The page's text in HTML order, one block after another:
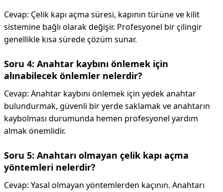
Cevap: Çelik kapı açma süresi, kapının türüne ve kilit
sistemine bağlı olarak değişir. Profesyonel bir çilingir
genellikle kısa sürede çözüm sunar.
Soru 4: Anahtar kaybını önlemek için
alınabilecek önlemler nelerdir?
Cevap: Anahtar kaybını önlemek için yedek anahtar
bulundurmak, güvenli bir yerde saklamak ve anahtarın
kaybolması durumunda hemen profesyonel yardım
almak önemlidir.
Soru 5: Anahtarı olmayan çelik kapı açma
yöntemleri nelerdir?
Cevap: Yasal olmayan yöntemlerden kaçının. Anahtarı